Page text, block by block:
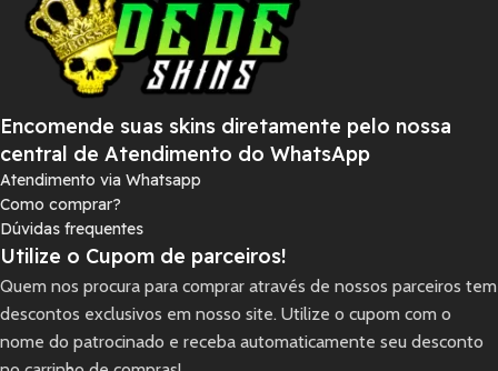
Encomende suas skins diretamente pelo nossa
central de Atendimento do WhatsApp
Atendimento via Whatsapp
Como comprar?
Dúvidas frequentes
Utilize o Cupom de parceiros!
Quem nos procura para comprar através de nossos parceiros tem
descontos exclusivos em nosso site. Utilize o cupom com o
nome do patrocinado e receba automaticamente seu desconto